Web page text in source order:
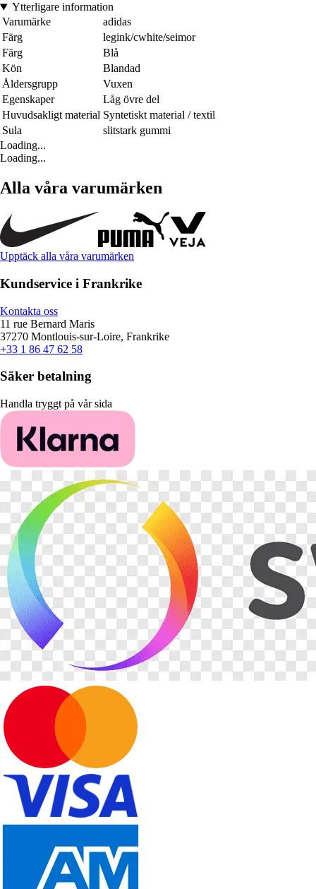
Ytterligare information
Varumärke
adidas
Färg
legink/cwhite/seimor
Färg
Blå
Kön
Blandad
Åldersgrupp
Vuxen
Egenskaper
Låg övre del
Huvudsakligt material Syntetiskt material / textil
Sula
slitstark gummi
Loading...
Loading...
Alla våra varumärken
Upptäck alla våra varumärken
Kundservice i Frankrike
Kontakta oss
11 rue Bernard Maris
37270 Montlouis-sur-Loire, Frankrike
+33 1 86 47 62 58
Säker betalning
Handla tryggt på vår sida